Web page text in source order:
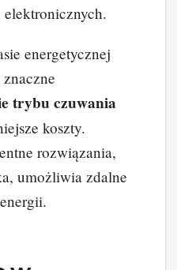
energetycznej
trybu czuwania
koszty.
rozwiązania,
umożliwia zdalne